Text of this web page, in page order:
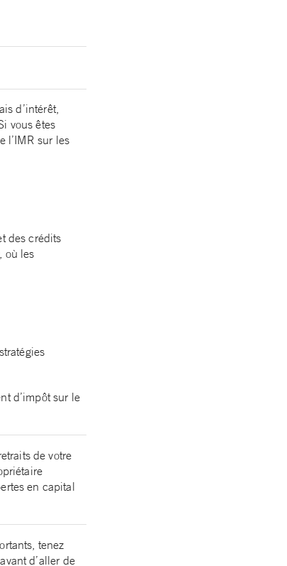
d’intérêt,
vous êtes
l’IMR sur les
des crédits
où les
d’impôt sur le
de votre
en capital
tenez
d’aller de